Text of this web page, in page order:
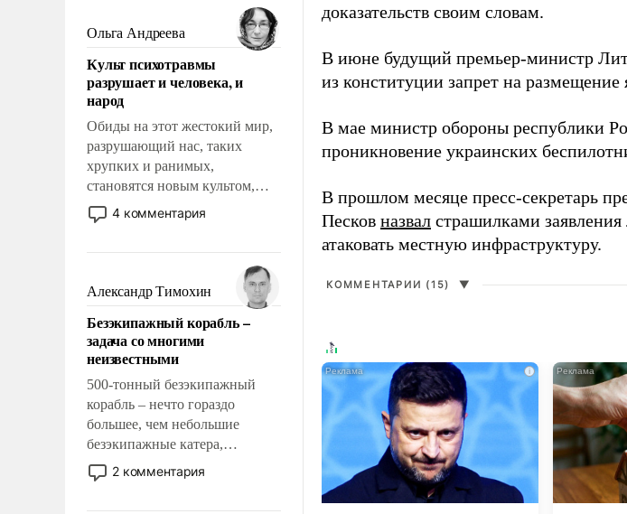
Ольга Андреева
Культ психотравмы
разрушает и человека, и
народ
Обиды на этот жестокий мир,
разрушающий нас, таких
хрупких и ранимых,
становятся новым культом,
постепенно вытесняя и
отменяя традиционное
мужественным и твердым под
ударами судьбы, брать на себя
ответственность, помогать
слабым, идти вперед и
адаптироваться.
4 комментария
Александр Тимохин
Безэкипажный корабль –
задача со многими
неизвестными
500-тонный безэкипажный
корабль – нечто гораздо
большее, чем небольшие
безэкипажные катера,
применение которых уже
стало обыденностью. Задача по
2 комментария
доказательств своим словам.
В июне будущий премьер-министр
из конституции запрет на размещение
В мае министр обороны республики
проникновение украинских
В прошлом месяце пресс-секретарь
Песков назвал страшилками
атаковать местную инфраструктуру.
КОММЕНТАРИИ (15) ▼
i